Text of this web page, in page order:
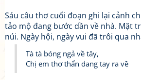
Sáu câu thơ cuối đoạn ghi lại cảnh
tảo mộ đang bước dần về nhà. Mặt
núi. Ngày hội, ngày vui đã trôi qua
Tà tà bóng ngả về tây,
Chị em thơ thẩn dang tay ra về